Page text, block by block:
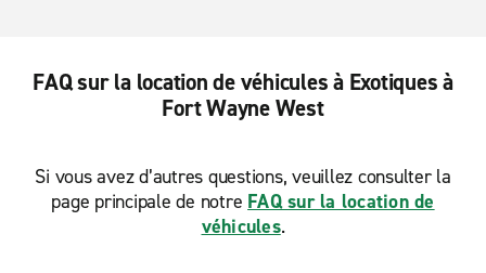
FAQ sur la location de véhicules à Exotiques à
Fort Wayne West
Si vous avez d’autres questions, veuillez consulter la
page principale de notre FAQ sur la location de
véhicules.